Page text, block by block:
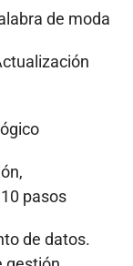
de moda
pasos
de datos.